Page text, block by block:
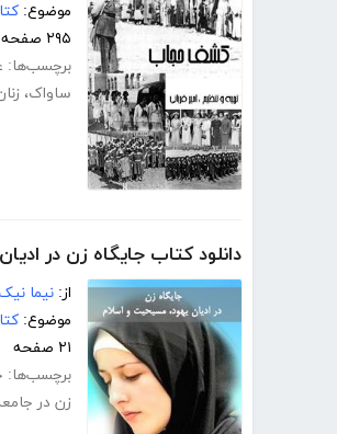
موضوع:
۲۹۵ صفحه
برچسب‌ها:
ساواک،
دانلود کتاب جایگاه زن در
از: نیما
موضوع:
۲۱ صفحه
برچسب‌ها:
زن در